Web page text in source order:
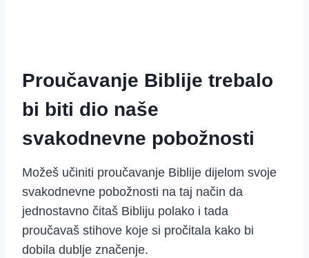
Proučavanje Biblije trebalo
bi biti dio naše
svakodnevne pobožnosti
Možeš učiniti proučavanje Biblije dijelom svoje
svakodnevne pobožnosti na taj način da
jednostavno čitaš Bibliju polako i tada
proučavaš stihove koje si pročitala kako bi
dobila dublje značenje.